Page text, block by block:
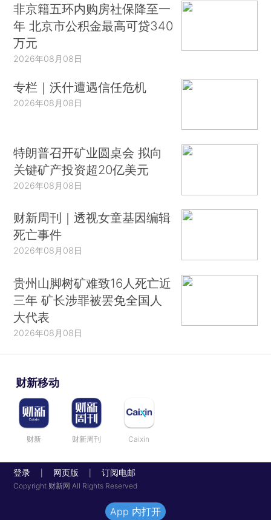
非京籍五环内购房社保降至一
年 北京市公积金最高可贷340
万元
2026年08月08日
专栏｜沃什遭遇信任危机
2026年08月08日
特朗普召开矿业圆桌会 拟向
关键矿产投资超20亿美元
2026年08月08日
财新周刊｜透视女童基因编辑
死亡事件
2026年08月08日
贵州山脚树矿难致16人死亡近
三年 矿长涉罪被罢免全国人
大代表
2026年08月08日
财新移动
财新 财新周刊 Caixin
登录 网页版 订阅电邮
Copyright 财新网 All Rights Reserved
App 内打开